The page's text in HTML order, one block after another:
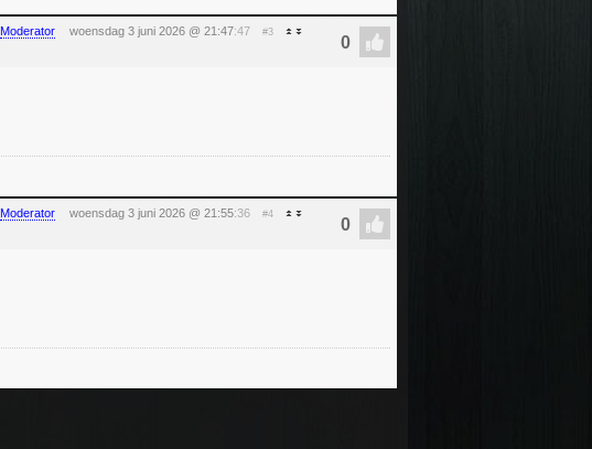
Moderator woensdag 3 juni 2026 @ 21:47:47 #3
Moderator woensdag 3 juni 2026 @ 21:55:36 #4